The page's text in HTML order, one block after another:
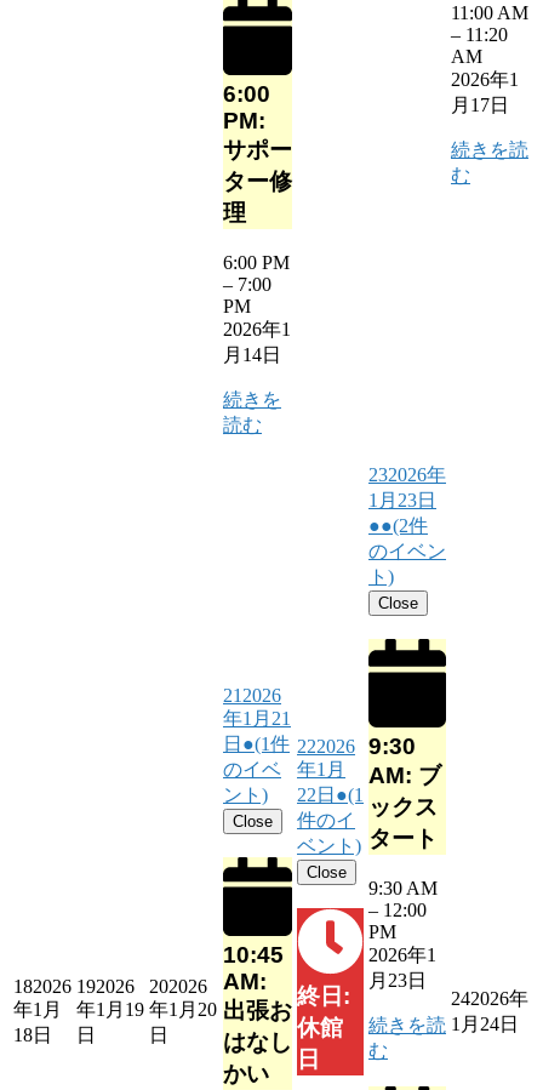
6:00
PM:
サポー
ター修
理
6:00 PM
– 7:00
PM
2026年1
月14日
続きを
読む
11:00 AM
– 11:20
AM
2026年1
月17日
続きを読
む
182026
年1月
18日
192026
年1月19
日
202026
年1月20
日
21 2026
年1月21
日 ●(1件
のイベ
ント)
Close
10:45
AM:
出張お
はなし
かい
222026
年1月
22日 ●(1
件のイ
ベント)
Close
終日:
休館
日
232026年
1月23日
●●(2件
のイベン
ト)
Close
9:30
AM: ブ
ックス
タート
9:30 AM
– 12:00
PM
2026年1
月23日
続きを読
む
242026年
1月24日